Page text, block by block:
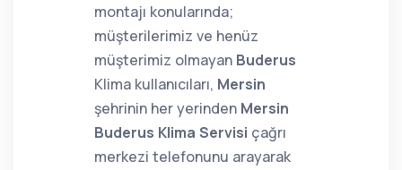
montajı konularında;
müşterilerimiz ve henüz
müşterimiz olmayan Buderus
Klima kullanıcıları, Mersin
şehrinin her yerinden Mersin
Buderus Klima Servisi çağrı
merkezi telefonunu arayarak